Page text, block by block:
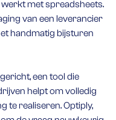
met spreadsheets.
van een leverancier
handmatig bijsturen
een tool die
helpt om volledig
te realiseren. Optiply,